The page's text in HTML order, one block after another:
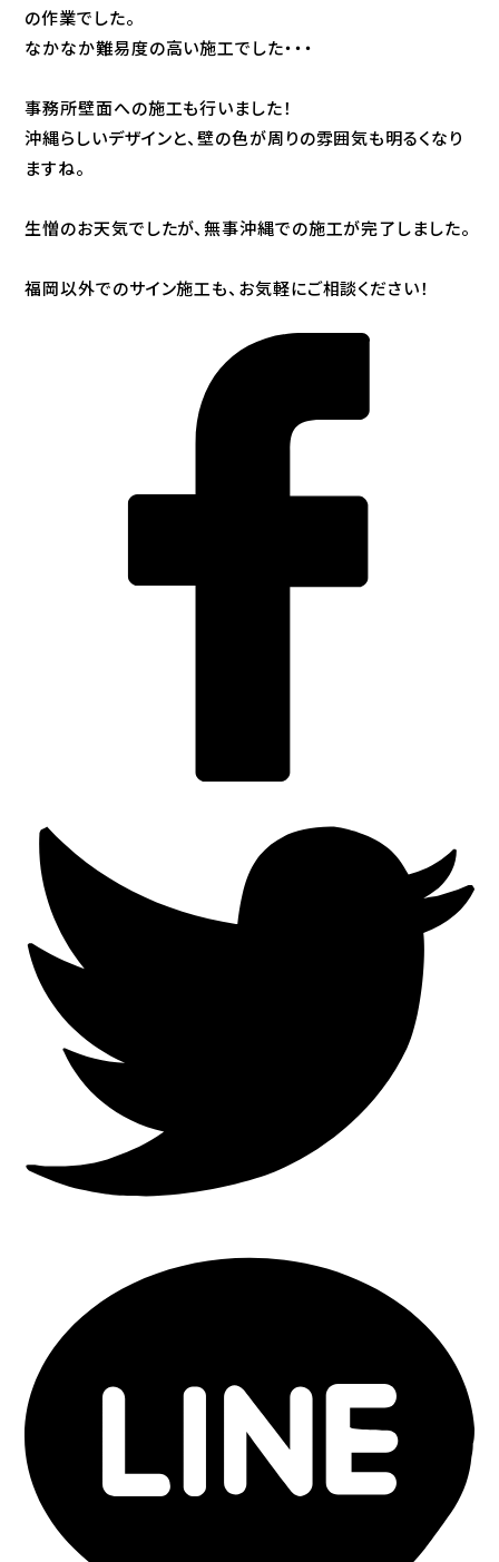
の作業でした。
なかなか難易度の高い施工でした・・・
事務所壁面への施工も行いました！
沖縄らしいデザインと、壁の色が周りの雰囲気も明るくなり
ますね。
生憎のお天気でしたが、無事沖縄での施工が完了しました。
福岡以外でのサイン施工も、お気軽にご相談ください！